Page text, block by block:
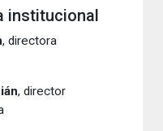
institucional
, directora
, director